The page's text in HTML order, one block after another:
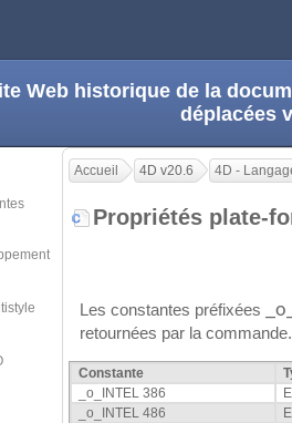
Web historique de la
déplacées
Accueil 4D v20.6 4D -
Propriétés plate-
Les constantes préfixées
retournées par la
Constante
_o_INTEL 386
_o_INTEL 486